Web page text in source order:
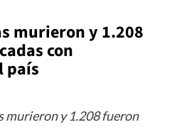
murieron y 1.208
con
país
murieron y 1.208 fueron